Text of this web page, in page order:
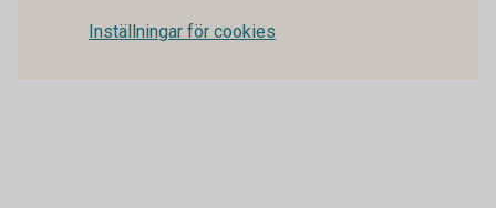
Inställningar för cookies